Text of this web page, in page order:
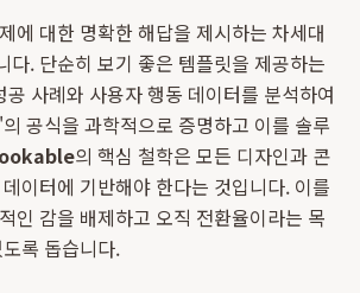
에 대한 명확한 해답을 제시하는 차세대
다. 단순히 보기 좋은 템플릿을 제공하는
사례와 사용자 행동 데이터를 분석하여
공식을 과학적으로 증명하고 이를 솔루
의 핵심 철학은 모든 디자인과 콘
이터에 기반해야 한다는 것입니다. 이를
인 감을 배제하고 오직 전환율이라는 목
록 돕습니다.